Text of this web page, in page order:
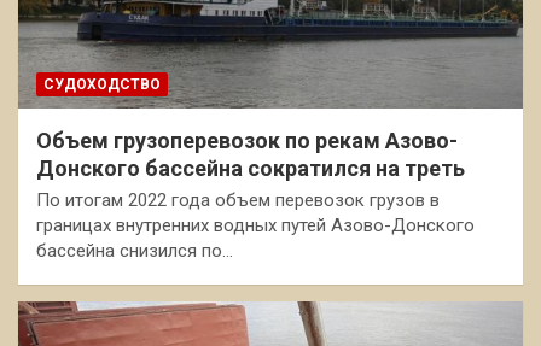
СУДОХОДСТВО
Объем грузоперевозок по рекам Азово-
Донского бассейна сократился на треть
По итогам 2022 года объем перевозок грузов в
границах внутренних водных путей Азово-Донского
бассейна снизился по…